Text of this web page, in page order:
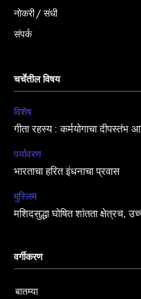
नोकरी / संधी
संपर्क
चर्चेतील विषय
विशेष
गीता रहस्य : कर्मयोगाचा दीपस्तंभ
पर्यावरण
भारताचा हरित इंधनाचा प्रवास
मुस्लिम
मशिदसुद्धा घोषित शांतता क्षेत्रच,
वर्गीकरण
बातम्या